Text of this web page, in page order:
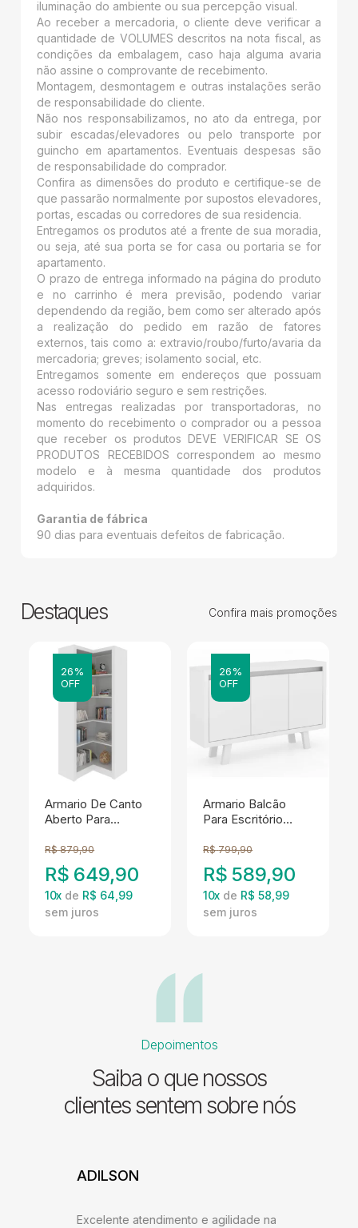
iluminação do ambiente ou sua percepção visual.
Ao receber a mercadoria, o cliente deve verificar a
quantidade de VOLUMES descritos na nota fiscal, as
condições da embalagem, caso haja alguma avaria
não assine o comprovante de recebimento.
Montagem, desmontagem e outras instalações serão
de responsabilidade do cliente.
Não nos responsabilizamos, no ato da entrega, por
subir escadas/elevadores ou pelo transporte por
guincho em apartamentos. Eventuais despesas são
de responsabilidade do comprador.
Confira as dimensões do produto e certifique-se de
que passarão normalmente por supostos elevadores,
portas, escadas ou corredores de sua residencia.
Entregamos os produtos até a frente de sua moradia,
ou seja, até sua porta se for casa ou portaria se for
apartamento.
O prazo de entrega informado na página do produto
e no carrinho é mera previsão, podendo variar
dependendo da região, bem como ser alterado após
a realização do pedido em razão de fatores
externos, tais como a: extravio/roubo/furto/avaria da
mercadoria; greves; isolamento social, etc.
Entregamos somente em endereços que possuam
acesso rodoviário seguro e sem restrições.
Nas entregas realizadas por transportadoras, no
momento do recebimento o comprador ou a pessoa
que receber os produtos DEVE VERIFICAR SE OS
PRODUTOS RECEBIDOS correspondem ao mesmo
modelo e à mesma quantidade dos produtos
adquiridos.
Garantia de fábrica
90 dias para eventuais defeitos de fabricação.
Destaques Confira mais promoções
26%
OFF
Armario De Canto
Aberto Para
Branco Tecno
Mobili
R$ 879,90
R$ 649,90
10x de R$ 64,99
26%
OFF
Armario Balcão
Para Escritório
Tecno Mobili
R$ 799,90
R$ 589,90
10x de R$ 58,99
Depoimentos
Saiba o que nossos
clientes sentem sobre nós
ADILSON
Excelente atendimento e agilidade na